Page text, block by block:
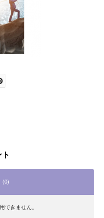
(0)
できません。